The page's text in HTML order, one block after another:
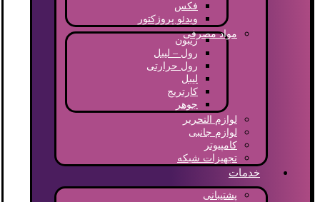
فکس
ویدئو پروژکتور
مواد مصرفی
ریبون
رول – لیبل
رول حرارتی
لیبل
کارتریج
جوهر
لوازم التحریر
لوازم جانبی
کامپیوتر
تجهیزات شبکه
خدمات
پشتیبانی